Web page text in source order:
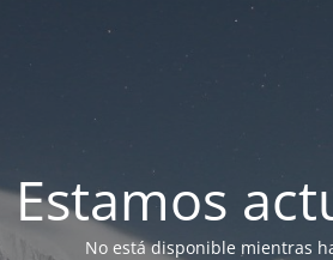
Estamos
No está disponible mientras